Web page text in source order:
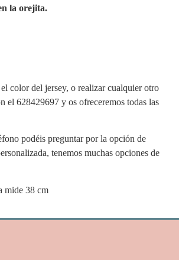
la orejita.
el color del jersey, o realizar cualquier otro
el 628429697 y os ofreceremos todas las
podéis preguntar por la opción de
tenemos muchas opciones de
mide 38 cm